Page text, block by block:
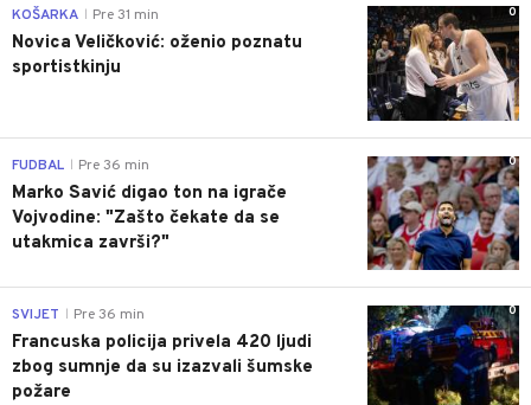
0
KOŠARKA Pre 31 min
Novica Veličković: oženio poznatu
sportistkinju
0
FUDBAL Pre 36 min
Marko Savić digao ton na igrače
Vojvodine: "Zašto čekate da se
utakmica završi?"
0
SVIJET Pre 36 min
Francuska policija privela 420 ljudi
zbog sumnje da su izazvali šumske
požare